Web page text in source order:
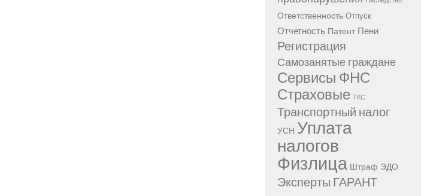
Ответственность Отпуск
Отчетность Патент Пени
Регистрация
Самозанятые граждане
Сервисы ФНС
Страховые ТКС
Транспортный налог
УСН Уплата
налогов
Физлица Штраф ЭДО
Эксперты ГАРАНТ